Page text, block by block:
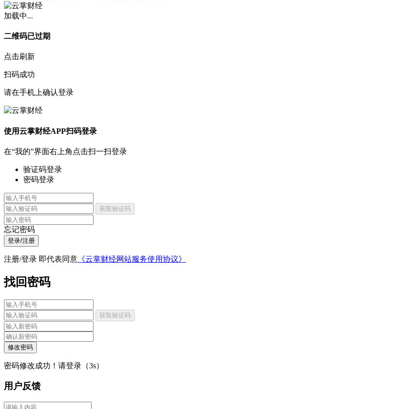
加载中...
二维码已过期
点击刷新
扫码成功
请在手机上确认登录
使用云掌财经APP扫码登录
在“我的”界面右上角点击扫一扫登录
验证码登录
密码登录
获取验证码
忘记密码
登录/注册
注册/登录 即代表同意 《云掌财经网站服务使用协议》
找回密码
获取验证码
修改密码
密码修改成功！请登录（3s）
用户反馈